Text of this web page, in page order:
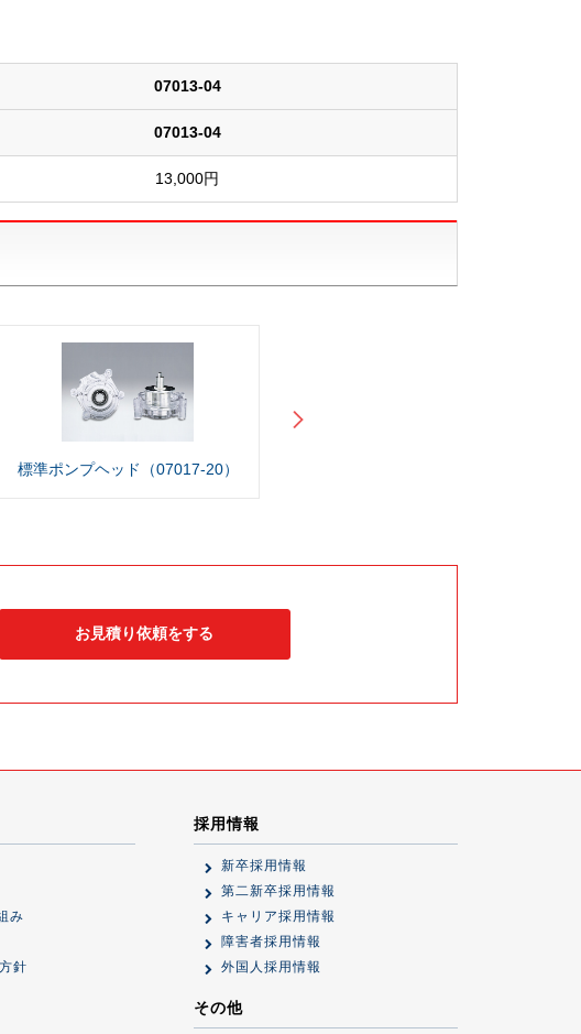
07013-04
07013-04
13,000円
標準ポンプヘッド（07017-20）
お見積り依頼をする
み
針
採用情報
新卒採用情報
第二新卒採用情報
キャリア採用情報
障害者採用情報
外国人採用情報
その他